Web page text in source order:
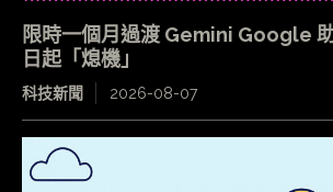
限時一個月過渡 Gemini Google
日起「熄機」
科技新聞 2026-08-07